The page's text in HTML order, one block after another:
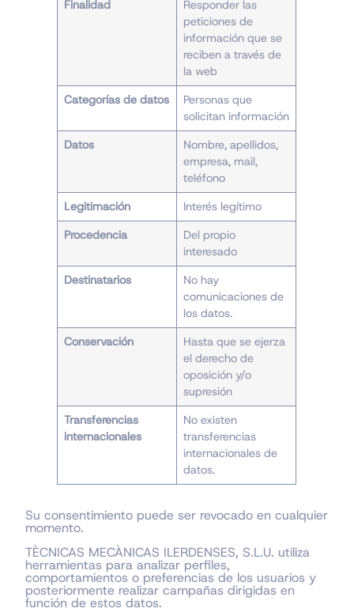
Finalidad
Responder las
peticiones de
información que se
reciben a través de
la web
Categorías de datos
Personas que
solicitan información
Datos
Nombre, apellidos,
empresa, mail,
teléfono
Legitimación
Interés legítimo
Procedencia
Del propio
interesado
Destinatarios
No hay
comunicaciones de
los datos.
Conservación
Hasta que se ejerza
el derecho de
oposición y/o
supresión
Transferencias
internacionales
No existen
transferencias
internacionales de
datos.
Su consentimiento puede ser revocado en cualquier
momento.
TÈCNICAS MECÀNICAS ILERDENSES, S.L.U. utiliza
herramientas para analizar perfiles,
comportamientos o preferencias de los usuarios y
posteriormente realizar campañas dirigidas en
función de estos datos.